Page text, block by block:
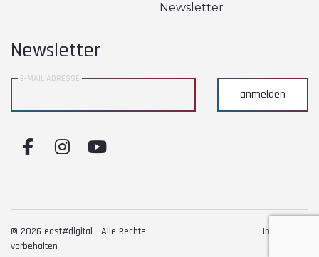
Newsletter
Newsletter
E-MAIL ADRESSE
anmelden
© 2026 east#digital - Alle Rechte
vorbehalten
Impressum